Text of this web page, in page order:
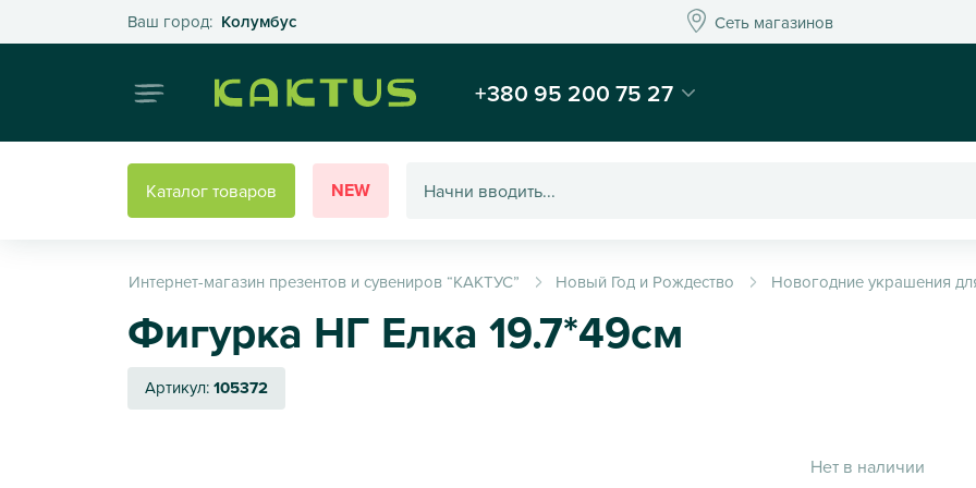
Ваш город: КолумбусВыберите свой город Сеть магазиновСеть магазинов
Интернет-магазин подарков и декора - Kaktus
+380 95 200 75 27
Каталог товаров NEW
Интернет-магазин презентов и сувениров “КАКТУС” Новый Год и Рождество Новогодние украшения
Фигурка НГ Елка 19.7*49см
Артикул:105372
Нет в наличии